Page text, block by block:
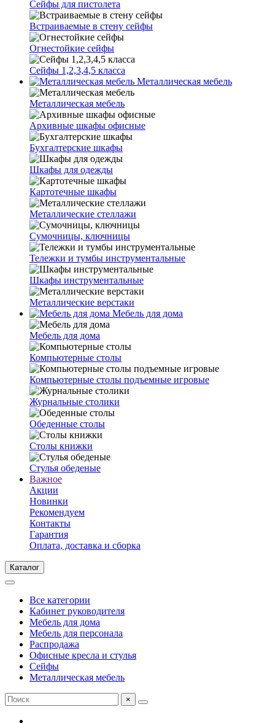
Сейфы для пистолета
Встраиваемые в стену сейфы
Огнестойкие сейфы
Сейфы 1,2,3,4,5 класса
Металлическая мебель
Металлическая мебель
Архивные шкафы офисные
Бухгалтерские шкафы
Шкафы для одежды
Картотечные шкафы
Металлические стеллажи
Сумочницы, ключницы
Тележки и тумбы инструментальные
Шкафы инструментальные
Металлические верстаки
Мебель для дома
Мебель для дома
Компьютерные столы
Компьютерные столы подъемные игровые
Журнальные столики
Обеденные столы
Столы книжки
Стулья обеденые
Важное
Акции
Новинки
Рекомендуем
Контакты
Гарантия
Оплата, доставка и сборка
Каталог
Все категории
Кабинет руководителя
Мебель для дома
Мебель для персонала
Распродажа
Офисные кресла и стулья
Сейфы
Металлическая мебель
×